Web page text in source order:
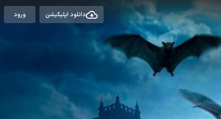
دانلود اپلیکیشن ورود